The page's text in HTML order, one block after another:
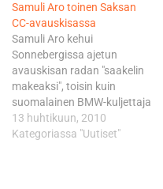
Samuli Aro toinen Saksan
CC-avauskisassa
Samuli Aro kehui
Sonnebergissa ajetun
avauskisan radan "saakelin
makeaksi", toisin kuin
suomalainen BMW-kuljettaja
Simo Kirssi, jolla oli
alkukisasta ongelmia
13 huhtikuun, 2010
Kategoriassa "Uutiset"